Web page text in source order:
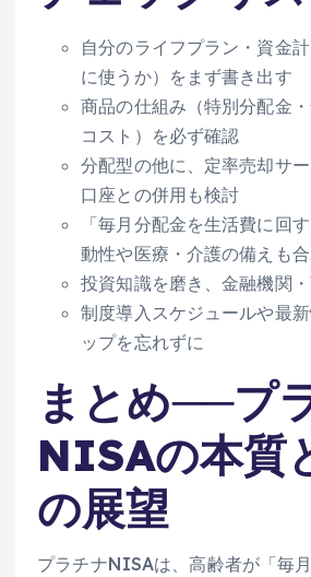
自分のライフプラン・資金
に使うか）をまず書き出す
商品の仕組み（特別分配金
コスト）を必ず確認
分配型の他に、定率売却サ
口座との併用も検討
「毎月分配金を生活費に回
動性や医療・介護の備えも
投資知識を磨き、金融機関
制度導入スケジュールや最
ップを忘れずに
まとめ──プ
NISAの本質
の展望
プラチナNISAは、高齢者が「毎